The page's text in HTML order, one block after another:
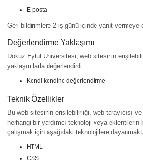
E-posta:
Geri bildirimlere 2 iş günü içinde yanıt vermeye
Değerlendirme Yaklaşımı
Dokuz Eylül Üniversitesi, web sitesinin
yaklaşımlarla değerlendirdi:
Kendi kendine değerlendirme
Teknik Özellikler
Bu web sitesinin erişilebilirliği, web tarayıcısı
herhangi bir yardımcı teknoloji veya
çalışmak için aşağıdaki teknolojilere
HTML
CSS